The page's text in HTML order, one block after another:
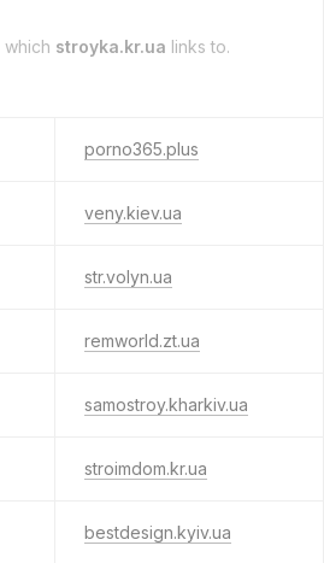
which stroyka.kr.ua links to.
porno365.plus
veny.kiev.ua
str.volyn.ua
remworld.zt.ua
samostroy.kharkiv.ua
stroimdom.kr.ua
bestdesign.kyiv.ua